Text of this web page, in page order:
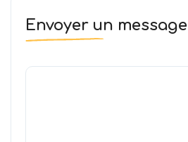
Envoyer un message